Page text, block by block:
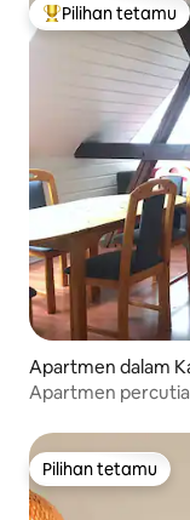
Pilihan utama
Pilihan tetamu
Apartmen dalam
Apartmen
Pilihan tetamu
Pilihan tetamu